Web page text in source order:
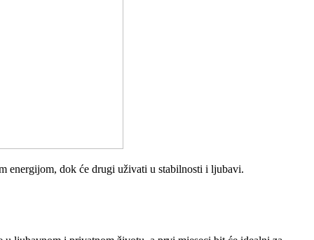
energijom, dok će drugi uživati u stabilnosti i ljubavi.